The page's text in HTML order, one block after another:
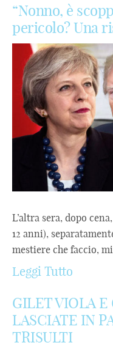
“Nonno, è
pericolo? Una
L’altra sera, dopo
12 anni),
mestiere che faccio,
Leggi Tutto
GILET VIOLA
LASCIATE IN
TRISULTI